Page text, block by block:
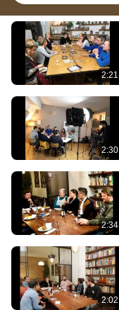
2:21
2:30
2:34
2:02